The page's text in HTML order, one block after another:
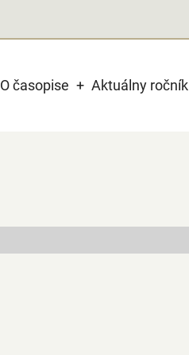
O časopise Aktuálny ročník